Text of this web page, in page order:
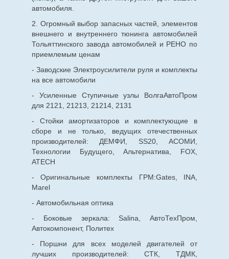
автомобиля.
2. Огромный выбор запасных частей, элементов
внешнего и внутреннего тюнинга автомобилей
Тольяттинского завода автомобилей и РЕНО по
приемлемым ценам
- Заводские Электроусилители руля и комплекты
на все автомобили
- Усиленные Ступичные узлы ВолгаАвтоПром
для 2121, 21213, 21214, 2131
- Стойки амортизаторов и комплектующие в
сборе и не только, ведущих отечественных
производителей: ДЕМФИ, SS20, АСОМИ,
Технологии Будущего, Альтернатива, FOX,
ATECH
- Оригинальные комплекты ГРМ:Gates, INA,
Marel
- Автомобильная оптика
- Боковые зеркала: Salina, АвтоТехПром,
Автокомпонент, Политех
- Поршни для всех моделей двигателей от
лучших производителей: СТК, ТДМК,